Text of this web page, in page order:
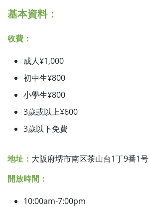
基本資料：
收費：
成人¥1,000
初中生¥800
小學生¥800
3歲或以上¥600
3歲以下免費
地址： 大阪府堺市南区茶山台1丁9番1号
開放時間：
10:00am-7:00pm